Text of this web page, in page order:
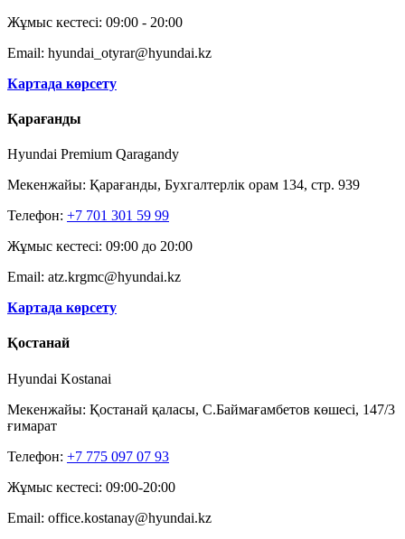
Жұмыс кестесі: 09:00 - 20:00
Email: hyundai_otyrar@hyundai.kz
Картада көрсету
Қарағанды
Hyundai Premium Qaragandy
Мекенжайы: Қарағанды, Бухгалтерлік орам 134, стр. 939
Телефон: +7 701 301 59 99
Жұмыс кестесі: 09:00 до 20:00
Email: atz.krgmc@hyundai.kz
Картада көрсету
Қостанай
Hyundai Kostanai
Мекенжайы: Қостанай қаласы, С.Баймағамбетов көшесі, 147/3
ғимарат
Телефон: +7 775 097 07 93
Жұмыс кестесі: 09:00-20:00
Email: office.kostanay@hyundai.kz